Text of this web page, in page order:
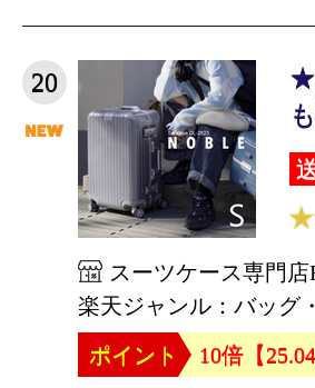
20
★
スーツケース専門
楽天ジャンル：バッグ
ポイント
10倍【